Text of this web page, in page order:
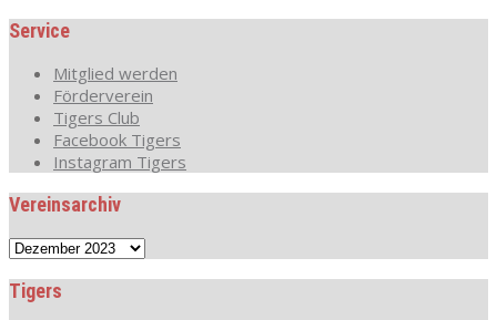
Service
Mitglied werden
Förderverein
Tigers Club
Facebook Tigers
Instagram Tigers
Vereinsarchiv
Vereinsarchiv
Tigers